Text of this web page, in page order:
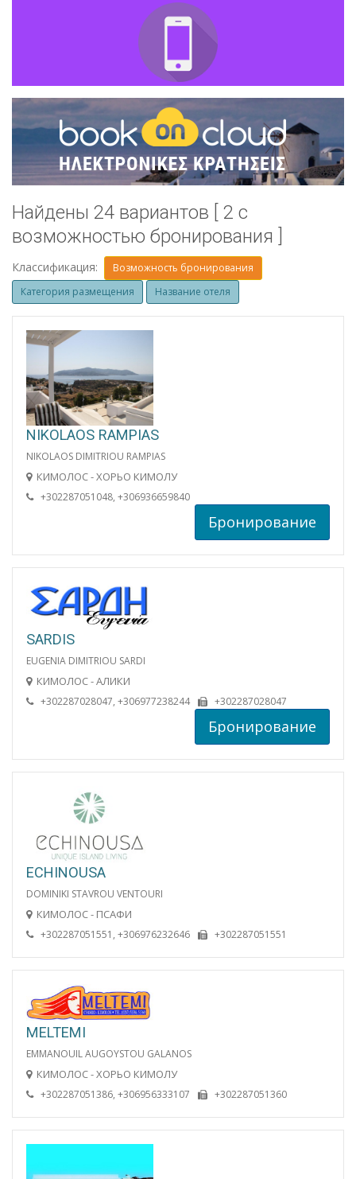
Найдены 24 вариантов [ 2 с
возможностью бронирования ]
Классификация:
Возможность бронирования
Категория размещения
Название отеля
NIKOLAOS RAMPIAS
NIKOLAOS DIMITRIOU RAMPIAS
КИМОЛОС - ХОРЬО КИМОЛУ
+302287051048, +306936659840
Бронирование
SARDIS
EUGENIA DIMITRIOU SARDI
КИМОЛОС - АЛИКИ
+302287028047, +306977238244 +302287028047
Бронирование
ECHINOUSA
DOMINIKI STAVROU VENTOURI
КИМОЛОС - ПСАФИ
+302287051551, +306976232646 +302287051551
MELTEMI
EMMANOUIL AUGOYSTOU GALANOS
КИМОЛОС - ХОРЬО КИМОЛУ
+302287051386, +306956333107 +302287051360